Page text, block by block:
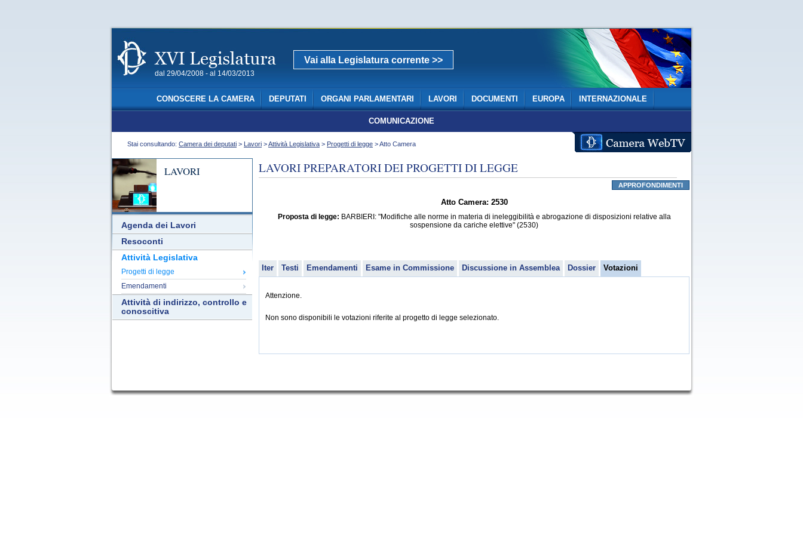
dal 29/04/2008 - al 14/03/2013
Vai alla Legislatura corrente >>
CONOSCERE LA CAMERA DEPUTATI ORGANI PARLAMENTARI LAVORI DOCUMENTI EUROPA INTERNAZIONALE
COMUNICAZIONE
Stai consultando: Camera dei deputati > Lavori >Attività Legislativa > Progetti di legge > Atto Camera
LAVORI
Agenda dei Lavori
Resoconti
Attività Legislativa
Progetti di legge
Emendamenti
Attività di indirizzo, controllo e
conoscitiva
LAVORI PREPARATORI DEI PROGETTI DI LEGGE
APPROFONDIMENTI
Atto Camera: 2530
Proposta di legge: BARBIERI: "Modifiche alle norme in materia di ineleggibilità e abrogazione di disposizioni relative alla
sospensione da cariche elettive" (2530)
Iter Testi Emendamenti Esame in Commissione Discussione in Assemblea Dossier Votazioni
Attenzione.
Non sono disponibili le votazioni riferite al progetto di legge selezionato.